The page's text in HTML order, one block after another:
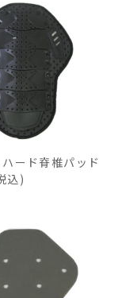
ード脊椎パッド
込)